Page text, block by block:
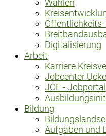
Wahlen
Digitalisierung
Arbeit
Karriere
Jobcenter
JOE - Jobportal
Bildung
Aufgaben und